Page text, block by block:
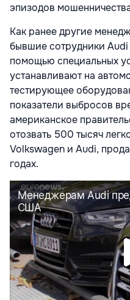
эпизодов
Как ранее другие
бывшие сотрудники
помощью специальных
устанавливают на
тестирующее
показатели выбросов
американское
отозвать 500 тысяч
Volkswagen и Audi,
годах.